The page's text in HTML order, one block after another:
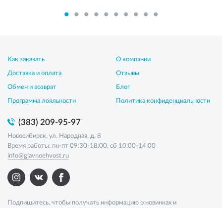
Как заказать
Доставка и оплата
Обмен и возврат
Программа лояльности
О компании
Отзывы
Блог
Политика конфиденциальности
(383) 209-95-97
Новосибирск, ул. Народная, д. 8
Время работы: пн-пт 09:30-18:00, сб 10:00-14:00
info@glavnoehvost.ru
Подпишитесь, чтобы получать информацию о новинках и